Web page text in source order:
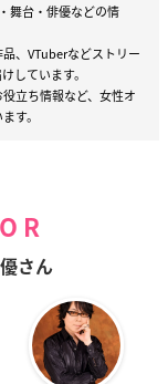
舞台・俳優などの情
、VTuberなどストリー
しています。
立ち情報など、女性オ
す。
さん